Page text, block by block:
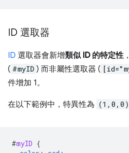
ID 選取器
ID 選取器會新增類似 ID 的特定性
( #myID ) 而非屬性選取器 (
件增加 1。
在以下範例中，特異性為 (1,0,0)
#myID {